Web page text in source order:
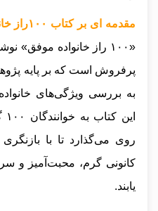
مقدمه ای بر کتاب ۱۰۰راز خانواده موفق دیوید نیون :
«۱۰۰ راز خانواده موفق»
پرفروش است که بر پایه
به بررسی ویژگی‌های
روی می‌گذارد تا با
کانونی گرم، محبت‌آمیز و
یابند.